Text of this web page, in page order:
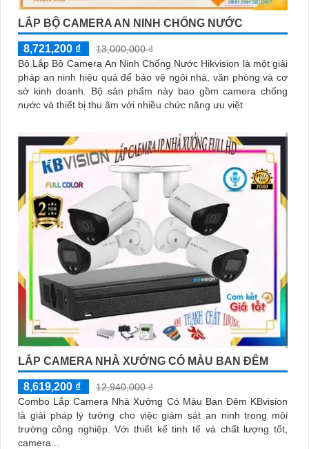
LẮP BỘ CAMERA AN NINH CHỐNG NƯỚC
8,721,200 ₫
13,000,000 ₫
Bộ Lắp Bộ Camera An Ninh Chống Nước Hikvision là một giải
pháp an ninh hiệu quả để bảo vệ ngôi nhà, văn phòng và cơ
sở kinh doanh. Bộ sản phẩm này bao gồm camera chống
nước và thiết bị thu âm với nhiều chức năng ưu việt
LẮP CAMERA NHÀ XƯỞNG CÓ MÀU BAN ĐÊM
8,619,200 ₫
12,940,000 ₫
Combo Lắp Camera Nhà Xưởng Có Màu Ban Đêm KBvision
là giải pháp lý tưởng cho việc giám sát an ninh trong môi
trường công nghiệp. Với thiết kế tinh tế và chất lượng tốt,
camera...